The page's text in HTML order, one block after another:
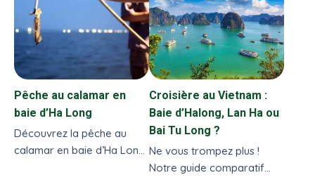
Pêche au calamar en
baie d’Ha Long
Découvrez la pêche au
calamar en baie d’Ha Long
Croisière au Vietnam :
Baie d’Halong, Lan Ha ou
Bai Tu Long ?
Ne vous trompez plus !
Notre guide comparatif